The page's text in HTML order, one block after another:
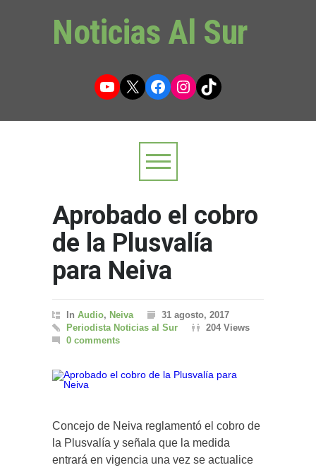
Noticias Al Sur
YouTube
X Facebook
Instagram
TikTok
Aprobado el cobro
de la Plusvalía
para Neiva
In Audio, Neiva
31 agosto, 2017
Periodista Noticias al Sur
204 Views
0 comments
Concejo de Neiva reglamentó el cobro de
la Plusvalía y señala que la medida
entrará en vigencia una vez se actualice